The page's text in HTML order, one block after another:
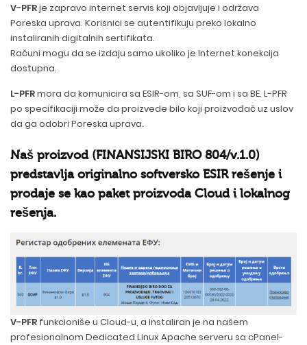
V-PFRje zapravo internet servis koji objavljuje i održava
Poreska uprava. Korisnici se autentifikuju preko lokalno
instaliranih digitalnih sertifikata.
Računi mogu da se izdaju samo ukoliko je Internet konekcija
dostupna.
L-PFRmora da komunicira sa ESIR-om, sa SUF-om i sa BE. L-PFR
po specifikaciji može da proizvede bilo koji proizvođač uz uslov
da ga odobri Poreska uprava.
Naš proizvod (FINANSIJSKI BIRO 804/v.1.0)
predstavlja originalno softversko ESIR rešenje i
prodaje se kao paket proizvoda Cloud i lokalnog
rešenja.
V-PFR funkcioniše u Cloud-u, a instaliran je na našem
profesionalnom Dedicated Linux Apache serveru sa cPanel-